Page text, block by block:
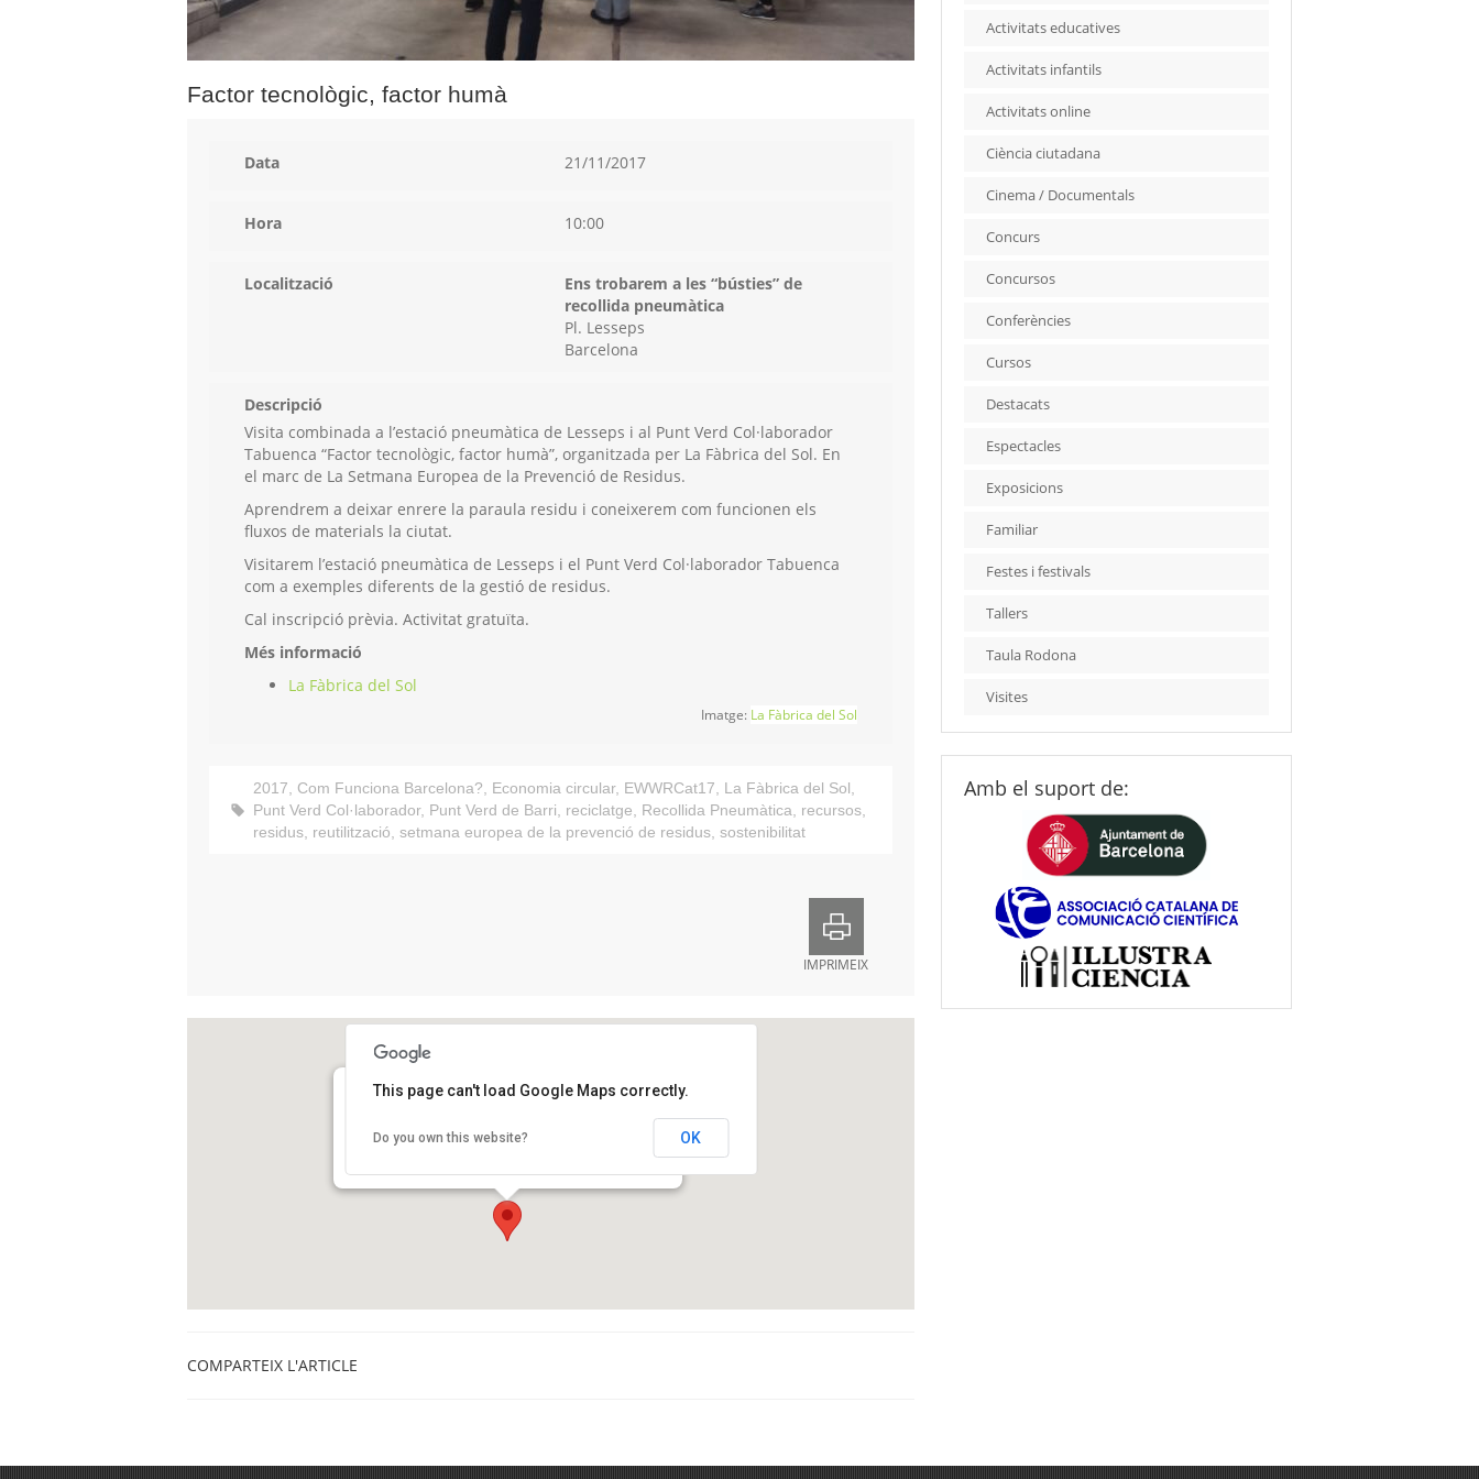
Factor tecnològic, factor humà
Data 21/11/2017
Hora 10:00
Localització
Ens trobarem a les “bústies” de
recollida pneumàtica
Pl. Lesseps
Barcelona
Descripció
Visita combinada a l’estació pneumàtica de Lesseps i al Punt Verd Col·laborador
Tabuenca “Factor tecnològic, factor humà”, organitzada per La Fàbrica del Sol. En
el marc de La Setmana Europea de la Prevenció de Residus.
Aprendrem a deixar enrere la paraula residu i coneixerem com funcionen els
fluxos de materials la ciutat.
Visitarem l’estació pneumàtica de Lesseps i el Punt Verd Col·laborador Tabuenca
com a exemples diferents de la gestió de residus.
Cal inscripció prèvia. Activitat gratuïta.
Més informació
La Fàbrica del Sol
Imatge: La Fàbrica del Sol
2017, Com Funciona Barcelona?, Economia circular, EWWRCat17, La Fàbrica del Sol,
Punt Verd Col·laborador, Punt Verd de Barri, reciclatge, Recollida Pneumàtica, recursos,
residus, reutilització, setmana europea de la prevenció de residus, sostenibilitat
IMPRIMEIX
Pl. Lesseps
This page can't load Google Maps correctly.
Do you own this website? OK
COMPARTEIX L'ARTICLE
Activitats educatives
Activitats infantils
Activitats online
Ciència ciutadana
Cinema / Documentals
Concurs
Concursos
Conferències
Cursos
Destacats
Espectacles
Exposicions
Familiar
Festes i festivals
Tallers
Taula Rodona
Visites
Amb el suport de: